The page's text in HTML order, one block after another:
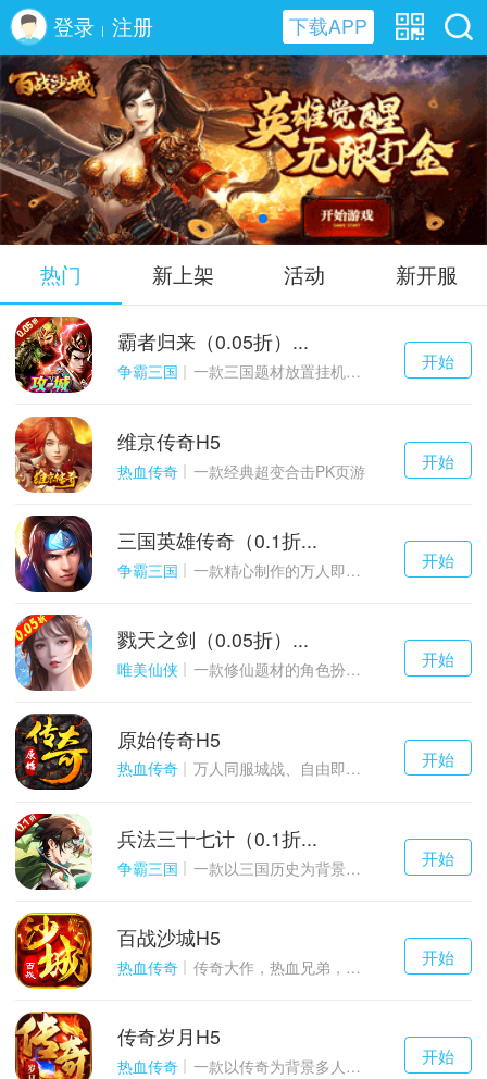
登录 | 注册 下载APP
百战沙城H5
热门 新上架 活动 新开服
千百度h5
游戏
开始
霸者归来（0.05折）...
争霸三国 一款三国题材放置挂机与战争策略结合的游戏
千百度h5
游戏
开始
维京传奇H5
热血传奇 一款经典超变合击PK页游
千百度h5
游戏
开始
三国英雄传奇（0.1折...
争霸三国 一款精心制作的万人即时战斗SLG三国手游
千百度h5
游戏
开始
戮天之剑（0.05折）...
唯美仙侠 一款修仙题材的角色扮演养成手游
千百度h5
游戏
开始
原始传奇H5
热血传奇 万人同服城战、自由即时PK的1.85经典玩法
千百度h5
游戏
开始
兵法三十七计（0.1折...
争霸三国 一款以三国历史为背景的卡牌策略游戏
千百度h5
游戏
开始
百战沙城H5
热血传奇 传奇大作，热血兄弟，血战沙城！
千百度h5
游戏
开始
传奇岁月H5
热血传奇 一款以传奇为背景多人在线的ARPG大作